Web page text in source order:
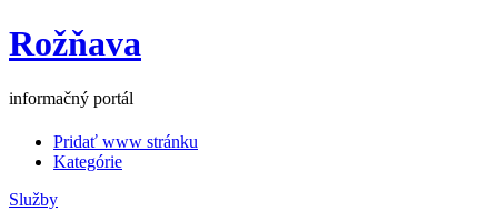
Rožňava
informačný portál
Pridať www stránku
Kategórie
Služby